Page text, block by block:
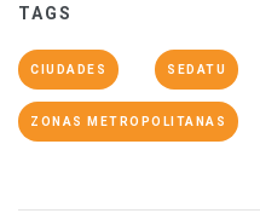
TAGS
CIUDADES SEDATU
ZONAS METROPOLITANAS